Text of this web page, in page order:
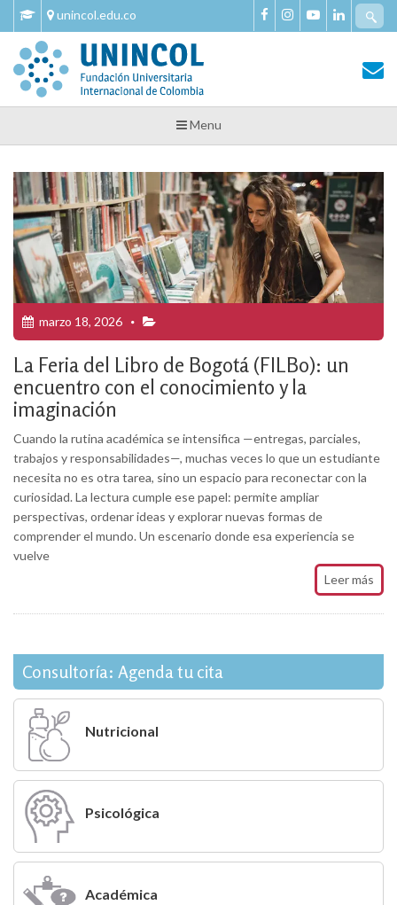
Skip
content
unincol.edu.co
Tu Salud y Bienestar
Tu Salud y Bienestar – Unincol
Menu
marzo 18, 2026
La Feria del Libro de Bogotá (FILBo): un
encuentro con el conocimiento y la
imaginación
Cuando la rutina académica se intensifica —entregas, parciales,
trabajos y responsabilidades—, muchas veces lo que un estudiante
necesita no es otra tarea, sino un espacio para reconectar con la
curiosidad. La lectura cumple ese papel: permite ampliar
perspectivas, ordenar ideas y explorar nuevas formas de
comprender el mundo. Un escenario donde esa experiencia se
vuelve
Leer más
Consultoría: Agenda tu cita
Nutricional
Psicológica
Académica